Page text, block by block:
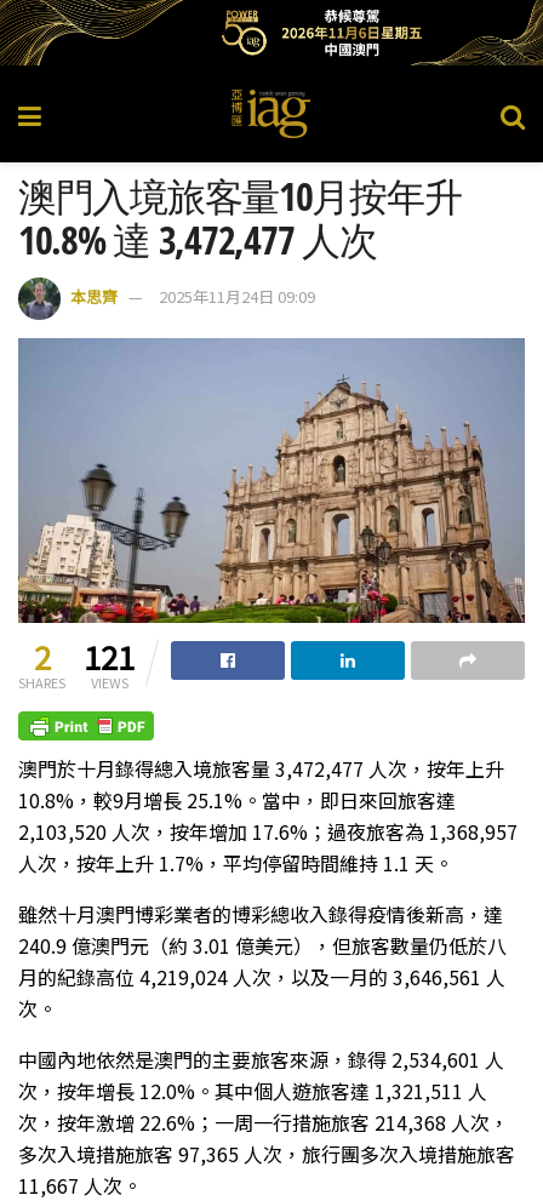
澳門入境旅客量10月按年升
10.8% 達 3,472,477 人次
本思齊 2025年11月24日 09:09
2
SHARES
121
VIEWS
澳門於十月錄得總入境旅客量 3,472,477 人次，按年上升
10.8%，較9月增長 25.1%。當中，即日來回旅客達
2,103,520 人次，按年增加 17.6%；過夜旅客為 1,368,957
人次，按年上升 1.7%，平均停留時間維持 1.1 天。
雖然十月澳門博彩業者的博彩總收入錄得疫情後新高，達
240.9 億澳門元（約 3.01 億美元），但旅客數量仍低於八
月的紀錄高位 4,219,024 人次，以及一月的 3,646,561 人
次。
中國內地依然是澳門的主要旅客來源，錄得 2,534,601 人
次，按年增長 12.0%。其中個人遊旅客達 1,321,511 人
次，按年激增 22.6%；一周一行措施旅客 214,368 人次，
多次入境措施旅客 97,365 人次，旅行團多次入境措施旅客
11,667 人次。